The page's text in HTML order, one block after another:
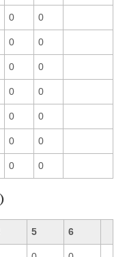
0 0
0 0
0 0
0 0
0 0
0 0
0 0
5 6